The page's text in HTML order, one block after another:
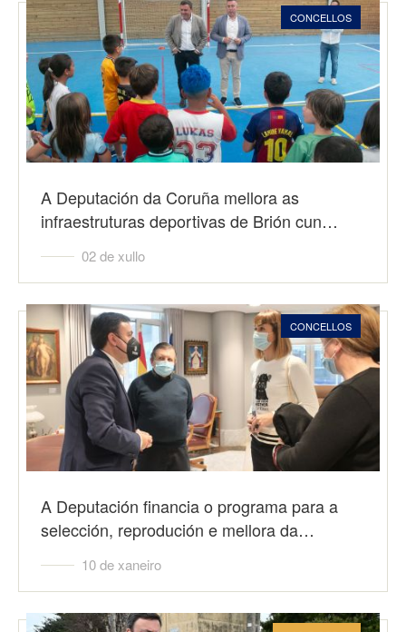
CONCELLOS
A Deputación da Coruña mellora as
infraestruturas deportivas de Brión cun…
02 de xullo
CONCELLOS
A Deputación financia o programa para a
selección, reprodución e mellora da…
10 de xaneiro